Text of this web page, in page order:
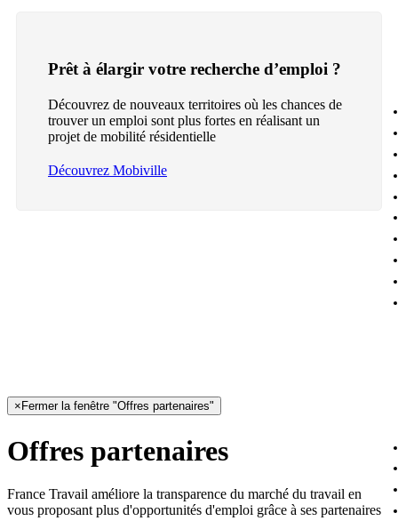
Prêt à élargir votre recherche d’emploi ?
Découvrez de nouveaux territoires où les chances de
trouver un emploi sont plus fortes en réalisant un
projet de mobilité résidentielle
Découvrez Mobiville
× Fermer la fenêtre "Offres partenaires"
Offres partenaires
France Travail améliore la transparence du marché du travail en
vous proposant plus d'opportunités d'emploi grâce à ses partenaires